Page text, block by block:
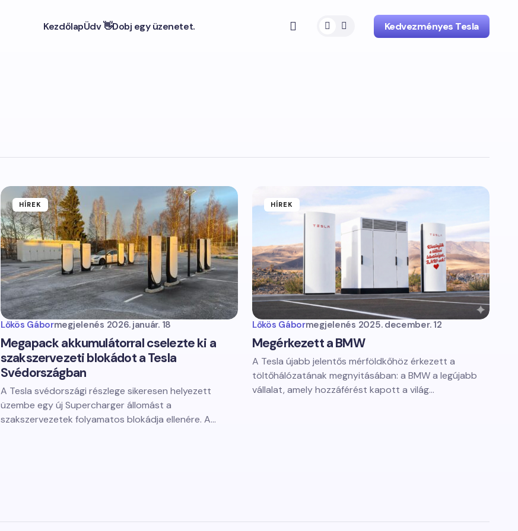
KezdőlapÜdv 👋Dobj egy üzenetet. Kedvezményes Tesla
HÍREK
Lőkös Gábormegjelenés 2026. január. 18
Megapack akkumulátorral cselezte ki a
szakszervezeti blokádot a Tesla
Svédországban
A Tesla svédországi részlege sikeresen helyezett
üzembe egy új Supercharger állomást a
szakszervezetek folyamatos blokádja ellenére. A…
HÍREK
Lőkös Gábormegjelenés 2025. december. 12
Megérkezett a BMW
A Tesla újabb jelentős mérföldkőhöz érkezett a
töltőhálózatának megnyitásában: a BMW a legújabb
vállalat, amely hozzáférést kapott a világ…